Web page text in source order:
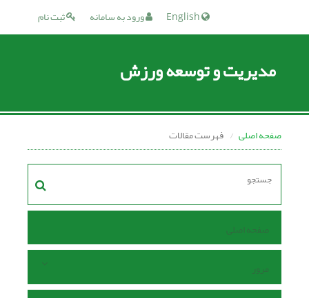
ثبت نام ورود به سامانه
مدیریت و توسعه ورزش
صفحه اصلی فهرست مقالات
صفحه اصلی
مرور